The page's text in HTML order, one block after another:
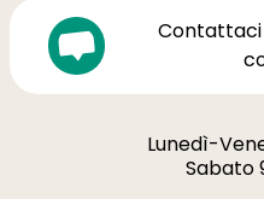
Contattaci
Lunedì-
Sabato